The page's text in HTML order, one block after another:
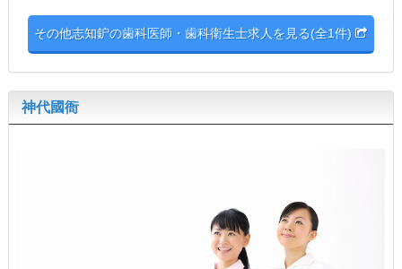
その他志知鈩の歯科医師・歯科衛生士求人を見る(全1件)
神代國衙